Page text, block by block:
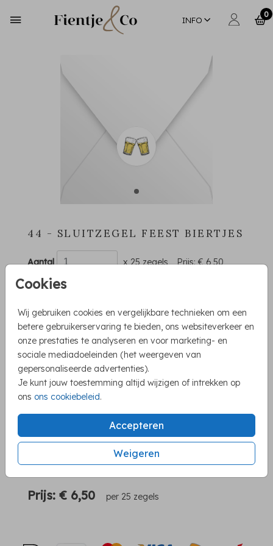
INFO
0
Cookies
Wij gebruiken cookies en vergelijkbare technieken om een
betere gebruikerservaring te bieden, ons websiteverkeer en
onze prestaties te analyseren en voor marketing- en
sociale mediadoeleinden (het weergeven van
gepersonaliseerde advertenties).
Je kunt jouw toestemming altijd wijzigen of intrekken op
ons ons cookiebeleid.
Accepteren
Weigeren
44 - SLUITZEGEL FEEST BIERTJES
Aantal x 25 zegels Prijs:€ 6,50
Mooie producten om je kaart iets extra's te
geven
Eenvoudig te bestellen via de shop
Snelle levering
Sluitzegel feest biertjes
Prijs: € 6,50 per 25 zegels